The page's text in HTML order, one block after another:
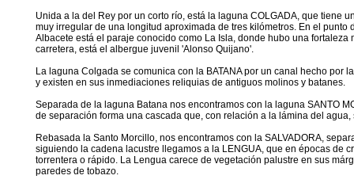
Unida a la del Rey por un corto río, está la laguna COLGADA, que tiene
muy irregular de una longitud aproximada de tres kilómetros. En el
Albacete está el paraje conocido como La Isla, donde hubo una
carretera, está el albergue juvenil 'Alonso Quijano'.
La laguna Colgada se comunica con la BATANA por un canal hecho por
y existen en sus inmediaciones reliquias de antiguos molinos y batanes.
Separada de la laguna Batana nos encontramos con la laguna SANTO
de separación forma una cascada que, con relación a la lámina del
Rebasada la Santo Morcillo, nos encontramos con la SALVADORA,
siguiendo la cadena lacustre llegamos a la LENGUA, que en épocas de
torrentera o rápido. La Lengua carece de vegetación palustre en sus
paredes de tobazo.